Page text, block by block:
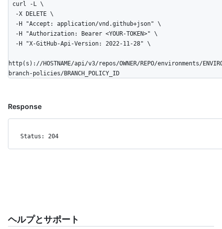
curl -L \
http(s)://HOSTNAME/api/v3/repos/OWNER/REPO/environments/
branch-policies/BRANCH_POLICY_ID
Response
Status: 204
ヘルプとサポート